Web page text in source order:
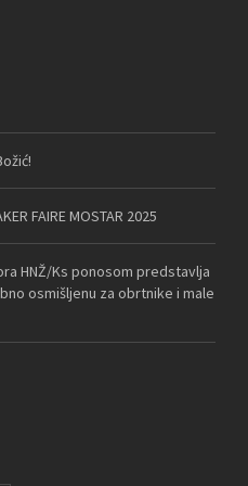
FAIRE MOSTAR 2025
HNŽ/Ks ponosom predstavlja
osmišljenu za obrtnike i male